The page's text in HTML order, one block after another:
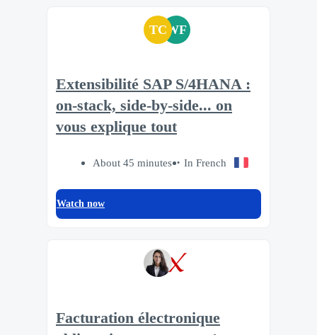
TCWF
Extensibilité SAP S/4HANA :
on-stack, side-by-side... on
vous explique tout
About 45 minutes In French
Watch now
Facturation électronique